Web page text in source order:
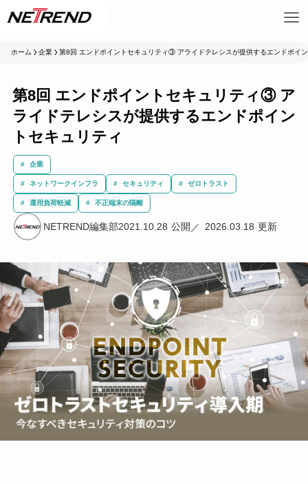
ホーム 企業 第8回 エンドポイントセキュリティ③ アライドテレシスが提供するエンドポイ
第8回 エンドポイントセキュリティ③ ア
ライドテレシスが提供するエンドポイン
トセキュリティ
企業
ネットワークインフラ セキュリティ ゼロトラスト
運用負荷軽減 不正端末の隔離
NETREND編集部2021.10.28 2026.03.18